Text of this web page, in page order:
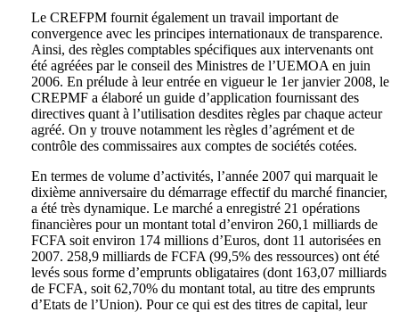
Le CREFPM fournit également un travail important de
convergence avec les principes internationaux de transparence.
Ainsi, des règles comptables spécifiques aux intervenants ont
été agréées par le conseil des Ministres de l’UEMOA en juin
2006. En prélude à leur entrée en vigueur le 1er janvier 2008, le
CREPMF a élaboré un guide d’application fournissant des
directives quant à l’utilisation desdites règles par chaque acteur
agréé. On y trouve notamment les règles d’agrément et de
contrôle des commissaires aux comptes de sociétés cotées.
En termes de volume d’activités, l’année 2007 qui marquait le
dixième anniversaire du démarrage effectif du marché financier,
a été très dynamique. Le marché a enregistré 21 opérations
financières pour un montant total d’environ 260,1 milliards de
FCFA soit environ 174 millions d’Euros, dont 11 autorisées en
2007. 258,9 milliards de FCFA (99,5% des ressources) ont été
levés sous forme d’emprunts obligataires (dont 163,07 milliards
de FCFA, soit 62,70% du montant total, au titre des emprunts
d’Etats de l’Union). Pour ce qui est des titres de capital, leur